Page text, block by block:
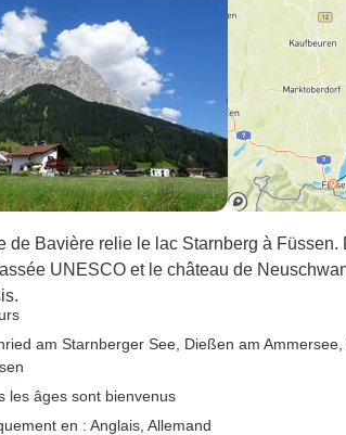
de Bavière relie le lac Starnberg à
UNESCO et le château de
am Starnberger See , Dießen am Ammersee
les âges sont bienvenus
en : Anglais, Allemand